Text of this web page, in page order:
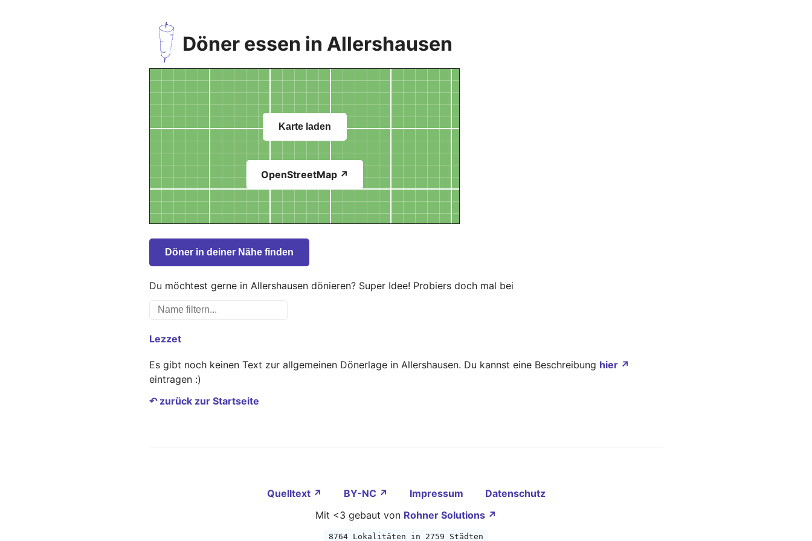
Döner essen in Allershausen
Karte laden
OpenStreetMap ↗
Döner in deiner Nähe finden
Du möchtest gerne in Allershausen dönieren? Super Idee! Probiers doch mal bei
Lezzet
Es gibt noch keinen Text zur allgemeinen Dönerlage in Allershausen. Du kannst eine Beschreibung hier ↗
eintragen :)
↶ zurück zur Startseite
Quelltext ↗ BY-NC ↗ Impressum
Datenschutz
Mit <3 gebaut von Rohner Solutions ↗
8764 Lokalitäten in 2759 Städten